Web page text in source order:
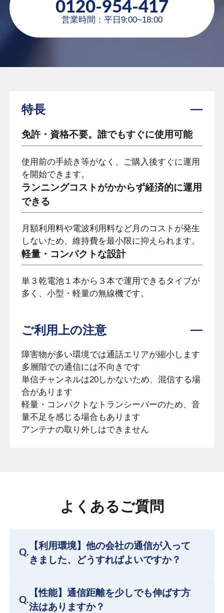
0120-954-417
営業時間：平日9:00~18:00
特長
免許・資格不要。誰でもすぐに使用可能
使用前の手続き等がなく、ご購入後すぐに運用
を開始できます。
ランニングコストがかからず経済的に運用
できる
月額利用料や電波利用料など月のコストが発生
しないため、維持費を最小限に抑えられます。
軽量・コンパクトな設計
単３乾電池１本から３本で運用できるタイプが
多く、小型・軽量の無線機です。
ご利用上の注意
障害物が多い環境では通話エリアが縮小します
多層階での通信には不向きです
単信チャンネルは20しかないため、混信する場
合があります
軽量・コンパクトなトランシーバーのため、音
量不足を感じる場合もあります
アンテナの取り外しはできません
よくあるご質問
Q.
【利用環境】他の会社の通信が入って
きました、どうすればよいですか？
Q.
【性能】通信距離を少しでも伸ばす方
法はありますか？